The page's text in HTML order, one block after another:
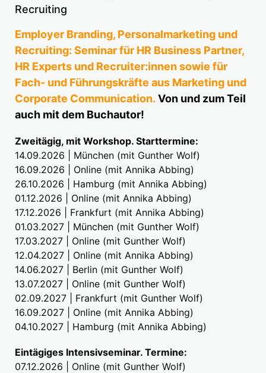
Recruiting
Employer Branding, Personalmarketing und
Recruiting: Seminar für HR Business Partner,
HR Experts und Recruiter:innen sowie für
Fach- und Führungskräfte aus Marketing und
Corporate Communication. Von und zum Teil
auch mit dem Buchautor!
Zweitägig, mit Workshop. Starttermine:
14.09.2026 | München (mit Gunther Wolf)
16.09.2026 | Online (mit Annika Abbing)
26.10.2026 | Hamburg (mit Annika Abbing)
01.12.2026 | Online (mit Annika Abbing)
17.12.2026 | Frankfurt (mit Annika Abbing)
01.03.2027 | München (mit Gunther Wolf)
17.03.2027 | Online (mit Gunther Wolf)
12.04.2027 | Online (mit Annika Abbing)
14.06.2027 | Berlin (mit Gunther Wolf)
13.07.2027 | Online (mit Gunther Wolf)
02.09.2027 | Frankfurt (mit Gunther Wolf)
16.09.2027 | Online (mit Annika Abbing)
04.10.2027 | Hamburg (mit Annika Abbing)
Eintägiges Intensivseminar. Termine:
07.12.2026 | Online (mit Gunther Wolf)